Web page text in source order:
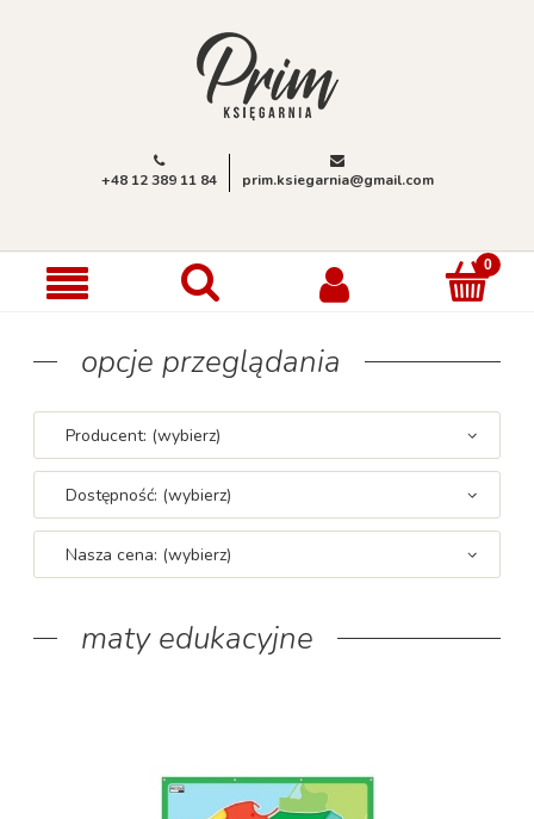
+48 12 389 11 84 prim.ksiegarnia@gmail.com
opcje przeglądania
Producent: (wybierz)
Dostępność: (wybierz)
Nasza cena: (wybierz)
maty edukacyjne